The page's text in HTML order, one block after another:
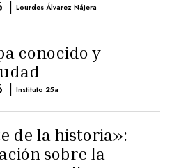
| Lourdes Álvarez Nájera
conocido y
| Instituto 25a
de la historia»:
sobre la